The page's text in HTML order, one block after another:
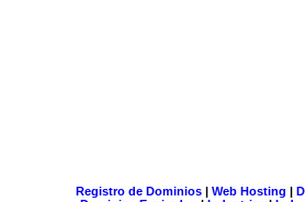
Registro de Dominios| Web Hosting |